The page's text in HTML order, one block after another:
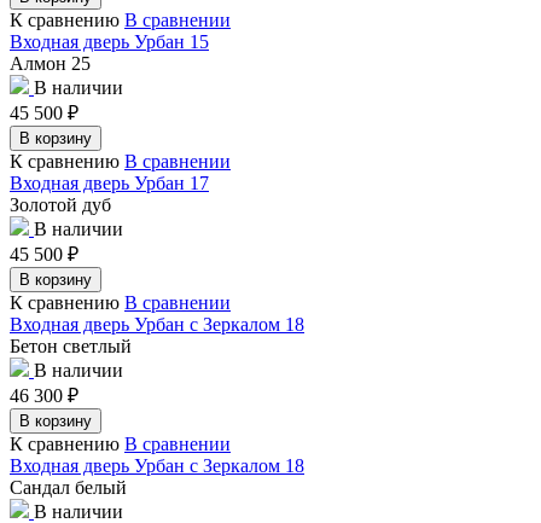
К сравнению В сравнении
Входная дверь Урбан 15
Алмон 25
В наличии
45 500 ₽
В корзину
К сравнению В сравнении
Входная дверь Урбан 17
Золотой дуб
В наличии
45 500 ₽
В корзину
К сравнению В сравнении
Входная дверь Урбан с Зеркалом 18
Бетон светлый
В наличии
46 300 ₽
В корзину
К сравнению В сравнении
Входная дверь Урбан с Зеркалом 18
Сандал белый
В наличии